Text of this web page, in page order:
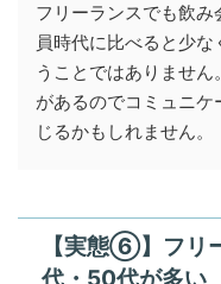
フリーランスでも飲
員時代に比べると少
うことではありませ
があるのでコミュニ
じるかもしれません。
【実態⑥】フリ